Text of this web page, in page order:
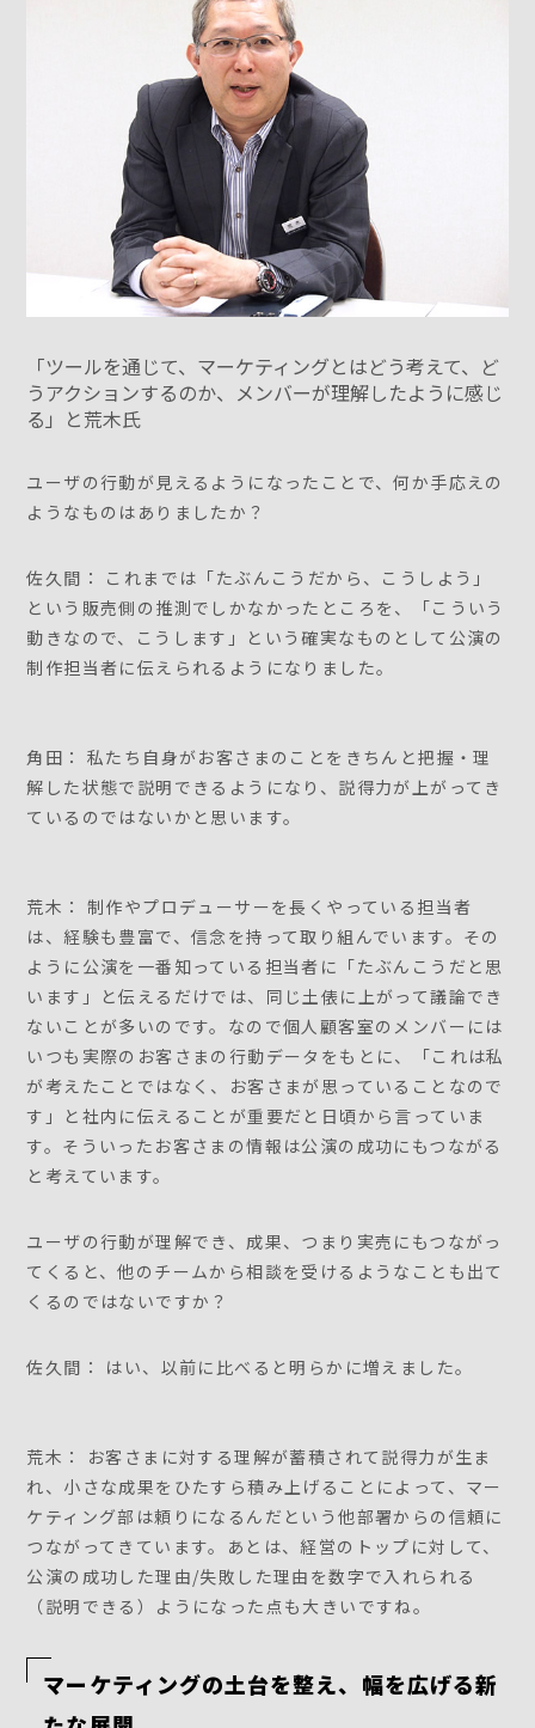
「ツールを通じて、マーケティングとはどう考えて、ど
うアクションするのか、メンバーが理解したように感じ
る」と荒木氏
ユーザの行動が見えるようになったことで、何か手応えの
ようなものはありましたか？
佐久間： これまでは「たぶんこうだから、こうしよう」
という販売側の推測でしかなかったところを、「こういう
動きなので、こうします」という確実なものとして公演の
制作担当者に伝えられるようになりました。
角田： 私たち自身がお客さまのことをきちんと把握・理
解した状態で説明できるようになり、説得力が上がってき
ているのではないかと思います。
荒木： 制作やプロデューサーを長くやっている担当者
は、経験も豊富で、信念を持って取り組んでいます。その
ように公演を一番知っている担当者に「たぶんこうだと思
います」と伝えるだけでは、同じ土俵に上がって議論でき
ないことが多いのです。なので個人顧客室のメンバーには
いつも実際のお客さまの行動データをもとに、「これは私
が考えたことではなく、お客さまが思っていることなので
す」と社内に伝えることが重要だと日頃から言っていま
す。そういったお客さまの情報は公演の成功にもつながる
と考えています。
ユーザの行動が理解でき、成果、つまり実売にもつながっ
てくると、他のチームから相談を受けるようなことも出て
くるのではないですか？
佐久間： はい、以前に比べると明らかに増えました。
荒木： お客さまに対する理解が蓄積されて説得力が生ま
れ、小さな成果をひたすら積み上げることによって、マー
ケティング部は頼りになるんだという他部署からの信頼に
つながってきています。あとは、経営のトップに対して、
公演の成功した理由/失敗した理由を数字で入れられる
（説明できる）ようになった点も大きいですね。
マーケティングの土台を整え、幅を広げる新